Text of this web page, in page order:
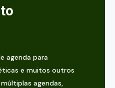
agenda para
e muitos outros
agendas,